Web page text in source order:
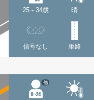
25～34歳 晴
信号なし 単路
他